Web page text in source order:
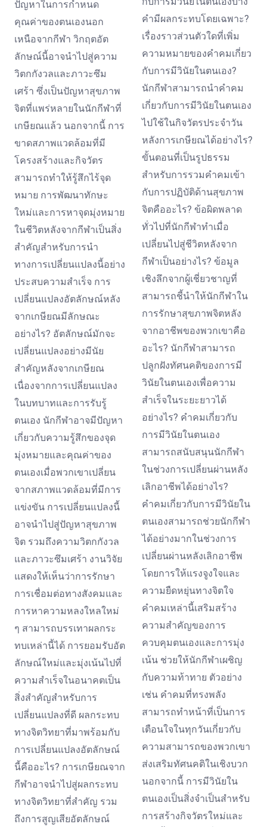
ปัญหาในการกำหนด
คุณค่าของตนเองนอก
เหนือจากกีฬา วิกฤตอัต
ลักษณ์นี้อาจนำไปสู่ความ
วิตกกังวลและภาวะซึม
เศร้า ซึ่งเป็นปัญหาสุขภาพ
จิตที่แพร่หลายในนักกีฬาที่
เกษียณแล้ว นอกจากนี้ การ
ขาดสภาพแวดล้อมที่มี
โครงสร้างและกิจวัตร
สามารถทำให้รู้สึกไร้จุด
หมาย การพัฒนาทักษะ
ใหม่และการหาจุดมุ่งหมาย
ในชีวิตหลังจากกีฬาเป็นสิ่ง
สำคัญสำหรับการนำ
ทางการเปลี่ยนแปลงนี้อย่าง
ประสบความสำเร็จ การ
เปลี่ยนแปลงอัตลักษณ์หลัง
จากเกษียณมีลักษณะ
อย่างไร? อัตลักษณ์มักจะ
เปลี่ยนแปลงอย่างมีนัย
สำคัญหลังจากเกษียณ
เนื่องจากการเปลี่ยนแปลง
ในบทบาทและการรับรู้
ตนเอง นักกีฬาอาจมีปัญหา
เกี่ยวกับความรู้สึกของจุด
มุ่งหมายและคุณค่าของ
ตนเองเมื่อพวกเขาเปลี่ยน
จากสภาพแวดล้อมที่มีการ
แข่งขัน การเปลี่ยนแปลงนี้
อาจนำไปสู่ปัญหาสุขภาพ
จิต รวมถึงความวิตกกังวล
และภาวะซึมเศร้า งานวิจัย
แสดงให้เห็นว่าการรักษา
การเชื่อมต่อทางสังคมและ
การหาความหลงใหลใหม่
ๆ สามารถบรรเทาผลกระ
ทบเหล่านี้ได้ การยอมรับอัต
ลักษณ์ใหม่และมุ่งเน้นไปที่
ความสำเร็จในอนาคตเป็น
สิ่งสำคัญสำหรับการ
เปลี่ยนแปลงที่ดี ผลกระทบ
ทางจิตวิทยาที่มาพร้อมกับ
การเปลี่ยนแปลงอัตลักษณ์
นี้คืออะไร? การเกษียณจาก
กีฬาอาจนำไปสู่ผลกระทบ
ทางจิตวิทยาที่สำคัญ รวม
ถึงการสูญเสียอัตลักษณ์
คำมีผลกระทบโดยเฉพาะ?
เรื่องราวส่วนตัวใดที่เพิ่ม
ความหมายของคำคมเกี่ยว
กับการมีวินัยในตนเอง?
นักกีฬาสามารถนำคำคม
เกี่ยวกับการมีวินัยในตนเอง
ไปใช้ในกิจวัตรประจำวัน
หลังการเกษียณได้อย่างไร?
ขั้นตอนที่เป็นรูปธรรม
สำหรับการรวมคำคมเข้า
กับการปฏิบัติด้านสุขภาพ
จิตคืออะไร? ข้อผิดพลาด
ทั่วไปที่นักกีฬาทำเมื่อ
เปลี่ยนไปสู่ชีวิตหลังจาก
กีฬาเป็นอย่างไร? ข้อมูล
เชิงลึกจากผู้เชี่ยวชาญที่
สามารถชี้นำให้นักกีฬาใน
การรักษาสุขภาพจิตหลัง
จากอาชีพของพวกเขาคือ
อะไร? นักกีฬาสามารถ
ปลูกฝังทัศนคติของการมี
วินัยในตนเองเพื่อความ
สำเร็จในระยะยาวได้
อย่างไร? คำคมเกี่ยวกับ
การมีวินัยในตนเอง
สามารถสนับสนุนนักกีฬา
ในช่วงการเปลี่ยนผ่านหลัง
เลิกอาชีพได้อย่างไร?
คำคมเกี่ยวกับการมีวินัยใน
ตนเองสามารถช่วยนักกีฬา
ได้อย่างมากในช่วงการ
เปลี่ยนผ่านหลังเลิกอาชีพ
โดยการให้แรงจูงใจและ
ความยืดหยุ่นทางจิตใจ
คำคมเหล่านี้เสริมสร้าง
ความสำคัญของการ
ควบคุมตนเองและการมุ่ง
เน้น ช่วยให้นักกีฬาเผชิญ
กับความท้าทาย ตัวอย่าง
เช่น คำคมที่ทรงพลัง
สามารถทำหน้าที่เป็นการ
เตือนใจในทุกวันเกี่ยวกับ
ความสามารถของพวกเขา
ส่งเสริมทัศนคติในเชิงบวก
นอกจากนี้ การมีวินัยใน
ตนเองเป็นสิ่งจำเป็นสำหรับ
การสร้างกิจวัตรใหม่และ